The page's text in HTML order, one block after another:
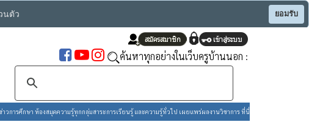
นตัว ยอมรับ
ค้นหาทุกอย่างในเว็บครูบ้านนอก :
การศึกษา ห้องสมุดความรู้ทุกกลุ่มสาระการเรียนรู้ และความรู้ทั่วไป เผยแพร่ผลงานวิชาการ ที่นี่